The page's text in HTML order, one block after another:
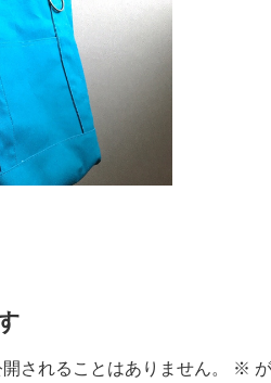
されることはありません。 ※